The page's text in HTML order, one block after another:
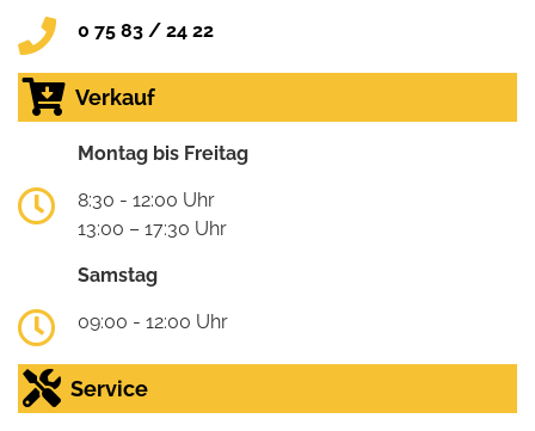
0 75 83 / 24 22
Verkauf
Montag bis Freitag
8:30 - 12:00 Uhr
13:00 – 17:30 Uhr
Samstag
09:00 - 12:00 Uhr
Service